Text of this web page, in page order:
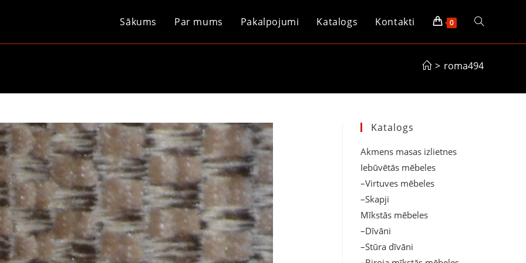
Sākums Par mums Pakalpojumi Katalogs Kontakti 0 Toggle
website
> roma494
Katalogs
Akmens masas izlietnes
Iebūvētās mēbeles
–Virtuves mēbeles
–Skapji
Mīkstās mēbeles
–Dīvāni
–Stūra dīvāni